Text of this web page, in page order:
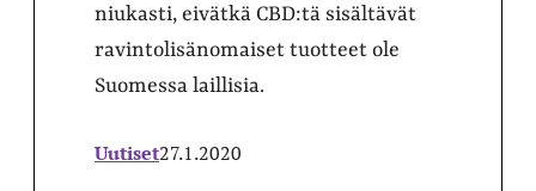
niukasti, eivätkä CBD:tä sisältävät
ravintolisänomaiset tuotteet ole
Suomessa laillisia.
Uutiset27.1.2020